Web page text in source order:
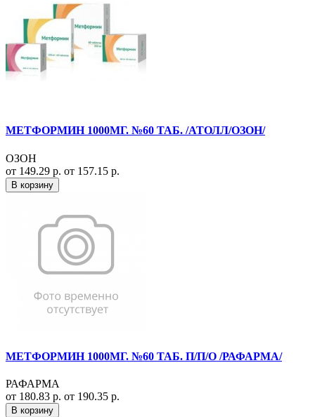
МЕТФОРМИН 1000МГ. №60 ТАБ. /АТОЛЛ/ОЗОН/
ОЗОН
от 149.29 р. от 157.15 р.
В корзину
МЕТФОРМИН 1000МГ. №60 ТАБ. П/П/О /РАФАРМА/
РАФАРМА
от 180.83 р. от 190.35 р.
В корзину